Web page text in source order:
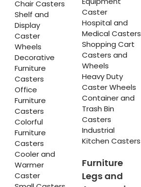
Chair Casters
Shelf and
Display
Caster
Wheels
Decorative
Furniture
Casters
Office
Furniture
Casters
Colorful
Furniture
Casters
Cooler and
Warmer
Caster
Caster
Hospital and
Medical Casters
Shopping Cart
Casters and
Wheels
Heavy Duty
Caster Wheels
Container and
Trash Bin
Casters
Industrial
Kitchen Casters
Furniture
Legs and